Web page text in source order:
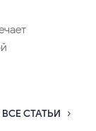
ВСЕ СТАТЬИ